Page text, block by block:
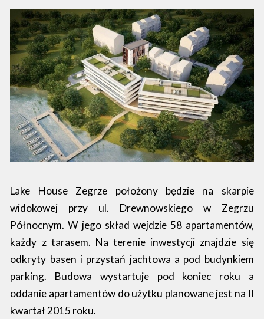
Lake House Zegrze położony będzie na skarpie
widokowej przy ul. Drewnowskiego w Zegrzu
Północnym. W jego skład wejdzie 58 apartamentów,
każdy z tarasem. Na terenie inwestycji znajdzie się
odkryty basen i przystań jachtowa a pod budynkiem
parking. Budowa wystartuje pod koniec roku a
oddanie apartamentów do użytku planowane jest na II
kwartał 2015 roku.